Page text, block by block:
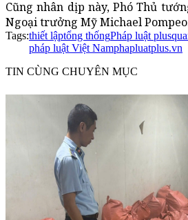
Cũng nhân dịp này, Phó Thủ
Ngoại trưởng Mỹ Michael
Tags:thiết lậptổng thốngPháp luật plus
pháp luật Việt Namphapluatplus.vn
TIN CÙNG CHUYÊN MỤC